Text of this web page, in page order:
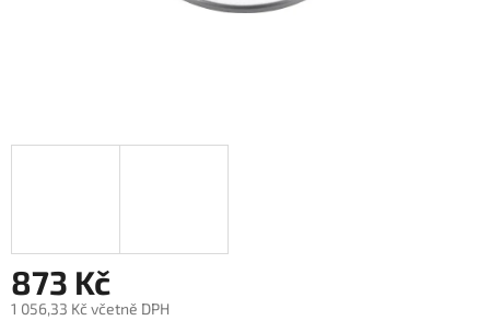
873 Kč
1 056,33 Kč včetně DPH